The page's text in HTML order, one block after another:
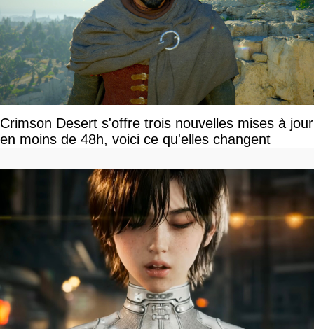
Crimson Desert s'offre trois nouvelles mises à jour
en moins de 48h, voici ce qu'elles changent